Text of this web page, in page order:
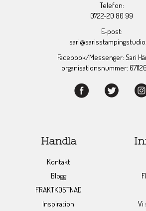
Telefon:
0722-20 80 99
E-post:
Facebook/Messenger: Sari
organisationsnummer:
Handla
Kontakt
Blogg
FRAKTKOSTNAD
Inspiration
Vi